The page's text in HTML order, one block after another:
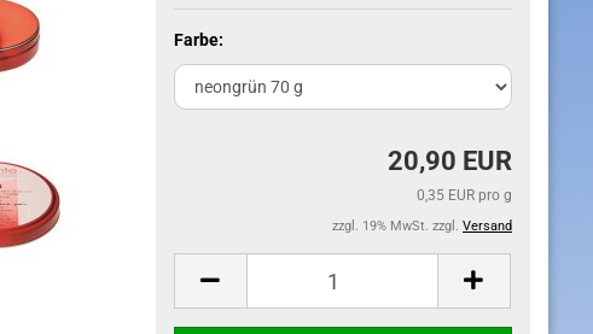
Farbe:
20,90 EUR
0,35 EUR pro g
zzgl. 19% MwSt. zzgl. Versand